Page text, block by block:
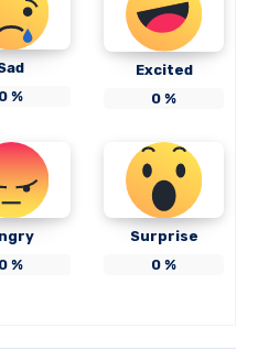
0 %
Excited
0 %
0 %
Surprise
0 %